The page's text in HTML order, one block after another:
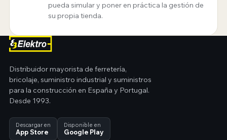
pueda simular y poner en práctica la gestión de
su propia tienda.
Distribuidor mayorista de ferretería,
bricolaje, suministro industrial y suministros
para la construcción en España y Portugal.
Desde 1993.
Descargar en
App Store
Disponible en
Google Play